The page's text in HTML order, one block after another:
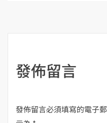
發佈留言
發佈留言必須填寫的電子